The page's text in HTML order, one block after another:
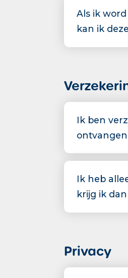
Als ik
kan ik
Ik ben
Ik heb
krijg ik
Privacy